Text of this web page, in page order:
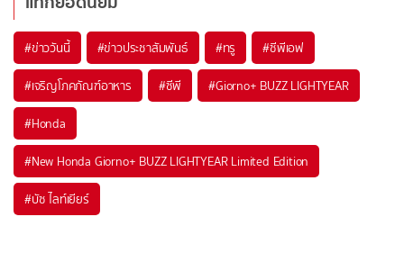
#ข่าววันนี้ #ข่าวประชาสัมพันธ์ #ทรู #ซีพีเอฟ
#เจริญโภคภัณฑ์อาหาร #ซีพี #Giorno+ BUZZ LIGHTYEAR
#Honda
#New Honda Giorno+ BUZZ LIGHTYEAR Limited Edition
#บัซ ไลท์เยียร์